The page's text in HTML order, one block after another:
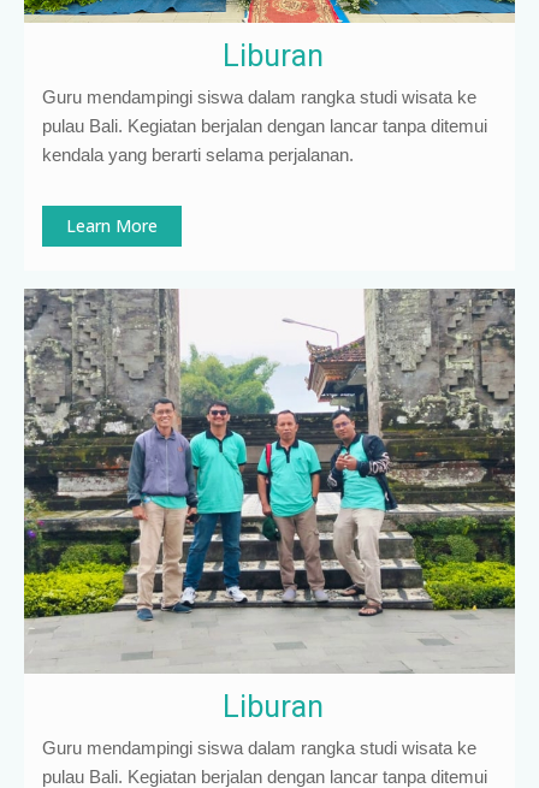
Liburan
Guru mendampingi siswa dalam rangka studi wisata ke
pulau Bali. Kegiatan berjalan dengan lancar tanpa ditemui
kendala yang berarti selama perjalanan.
Learn More
Liburan
Guru mendampingi siswa dalam rangka studi wisata ke
pulau Bali. Kegiatan berjalan dengan lancar tanpa ditemui